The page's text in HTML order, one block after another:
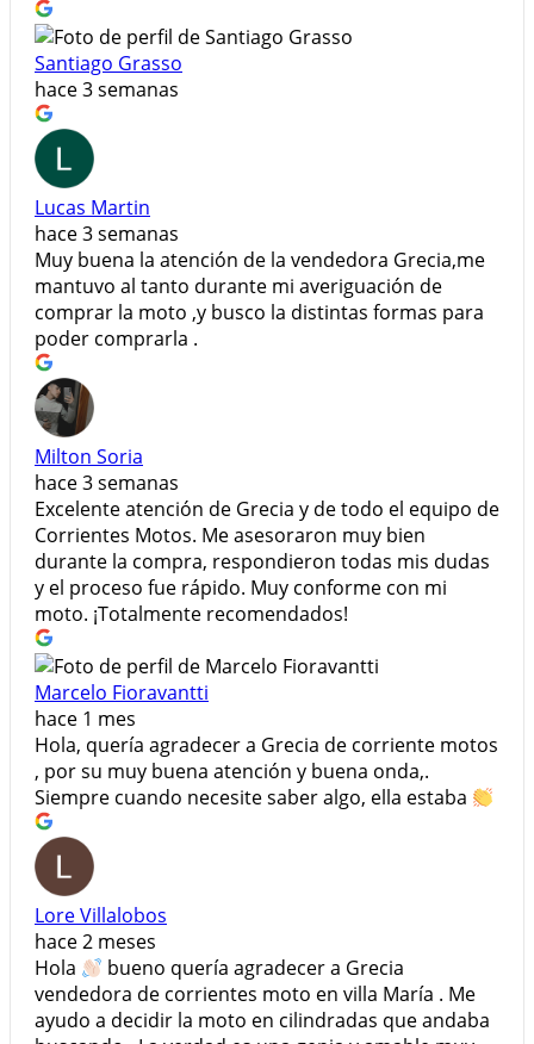
Santiago Grasso
hace 3 semanas
Lucas Martin
hace 3 semanas
Muy buena la atención de la vendedora Grecia,me
mantuvo al tanto durante mi averiguación de
comprar la moto ,y busco la distintas formas para
poder comprarla .
Milton Soria
hace 3 semanas
Excelente atención de Grecia y de todo el equipo de
Corrientes Motos. Me asesoraron muy bien
durante la compra, respondieron todas mis dudas
y el proceso fue rápido. Muy conforme con mi
moto. ¡Totalmente recomendados!
Marcelo Fioravantti
hace 1 mes
Hola, quería agradecer a Grecia de corriente motos
, por su muy buena atención y buena onda,.
Siempre cuando necesite saber algo, ella estaba
Lore Villalobos
hace 2 meses
Hola
bueno quería agradecer a Grecia
vendedora de corrientes moto en villa María . Me
ayudo a decidir la moto en cilindradas que andaba